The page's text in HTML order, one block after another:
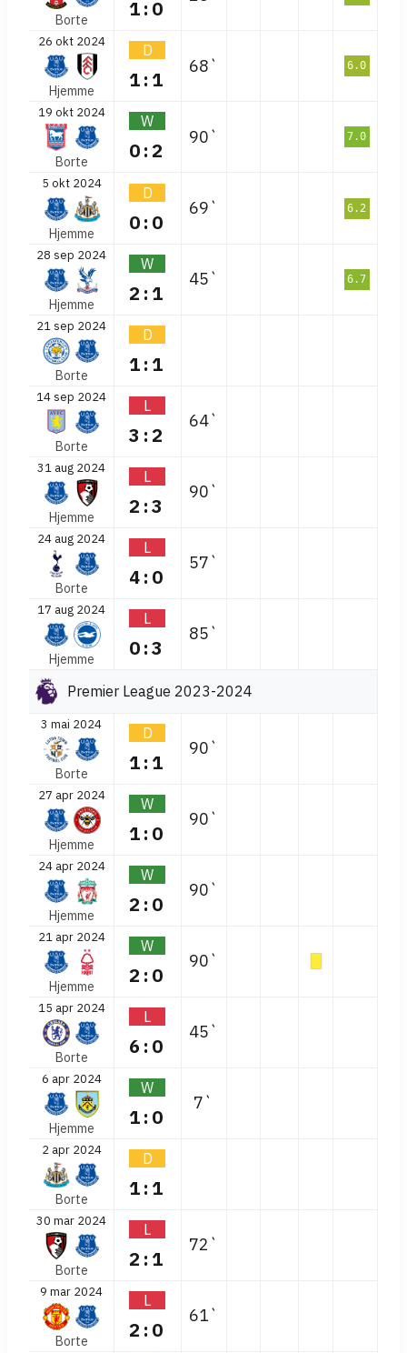
Borte 1:0
26 okt 2024
Hjemme
D
1:1
68` 6.0
19 okt 2024
Borte
W
0:2
90` 7.0
5 okt 2024
Hjemme
D
0:0
69` 6.2
28 sep 2024
Hjemme
W
2:1
45` 6.7
21 sep 2024
Borte
D
1:1
14 sep 2024
Borte
L
3:2
64`
31 aug 2024
Hjemme
L
2:3
90`
24 aug 2024
Borte
L
4:0
57`
17 aug 2024
Hjemme
L
0:3
85`
Premier League 2023-2024
3 mai 2024
Borte
D
1:1
90`
27 apr 2024
Hjemme
W
1:0
90`
24 apr 2024
Hjemme
W
2:0
90`
21 apr 2024
Hjemme
W
2:0
90`
15 apr 2024
Borte
L
6:0
45`
6 apr 2024
Hjemme
W
1:0
7`
2 apr 2024
Borte
D
1:1
30 mar 2024
Borte
L
2:1
72`
9 mar 2024
Borte
L
2:0
61`